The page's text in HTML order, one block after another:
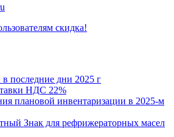
скидка!
в последние дни 2025 г
НДС 22%
плановой инвентаризации в 2025-м
Знак для рефрижераторных масел